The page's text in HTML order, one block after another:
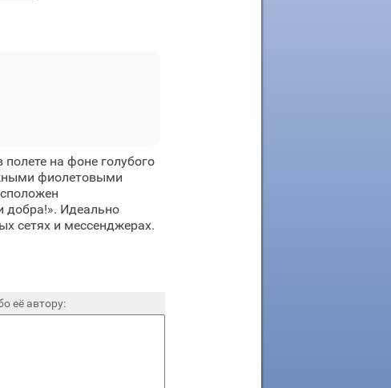
на фоне голубого
фиолетовыми
добра!». Идеально
сетях и мессенджерах.
её автору: